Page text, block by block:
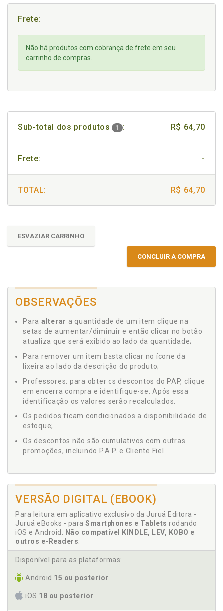
Frete:
Não há produtos com cobrança de frete em seu
carrinho de compras.
Sub-total dos produtos 1 : R$ 64,70
Frete: -
TOTAL: R$ 64,70
ESVAZIAR CARRINHO
CONCLUIR A COMPRA
OBSERVAÇÕES
Para alterar a quantidade de um item clique na
setas de aumentar/diminuir e então clicar no botão
atualiza que será exibido ao lado da quantidade;
Para remover um item basta clicar no ícone da
lixeira ao lado da descrição do produto;
Professores: para obter os descontos do PAP, clique
em encerra compra e identifique-se. Após essa
identificação os valores serão recalculados.
Os pedidos ficam condicionados a disponibilidade de
estoque;
Os descontos não são cumulativos com outras
promoções, incluindo P.A.P. e Cliente Fiel.
VERSÃO DIGITAL (EBOOK)
Para leitura em aplicativo exclusivo da Juruá Editora -
Juruá eBooks - para Smartphones e Tablets rodando
iOS e Android.
Não compatível KINDLE, LEV, KOBO e
outros e-Readers
Disponível para as plataformas:
Android 15 ou posterior
iOS 18 ou posterior